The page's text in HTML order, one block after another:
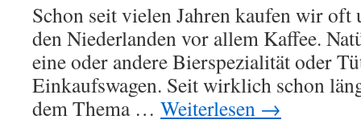
Schon seit vielen Jahren kaufen wir
den Niederlanden vor allem Kaffee.
eine oder andere Bierspezialität oder
Einkaufswagen. Seit wirklich schon
dem Thema … Weiterlesen →